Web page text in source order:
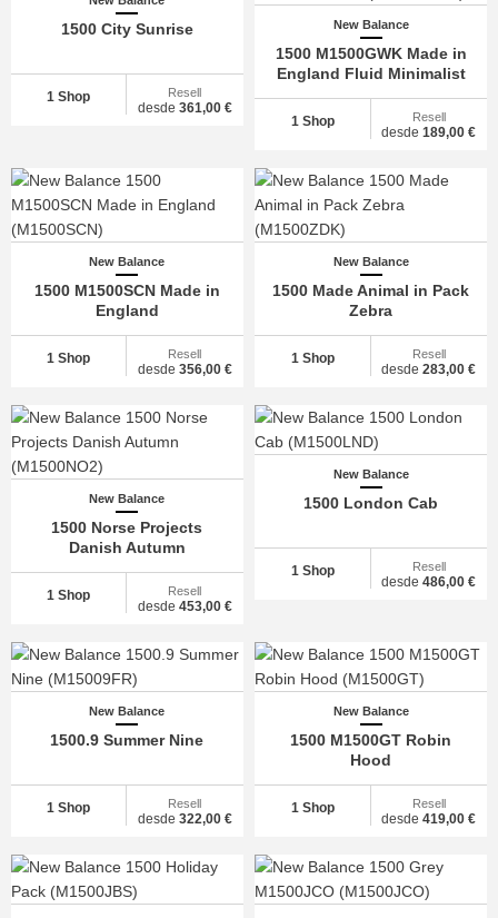
1500 City Sunrise
1 Shop
Resell
desde 361,00 €
New Balance
1500 M1500GWK Made in
England Fluid Minimalist
1 Shop
Resell
desde 189,00 €
New Balance
1500 M1500SCN Made in
England
1 Shop
Resell
desde 356,00 €
New Balance
1500 Made Animal in Pack
Zebra
1 Shop
Resell
desde 283,00 €
New Balance
1500 Norse Projects
Danish Autumn
1 Shop
Resell
desde 453,00 €
New Balance
1500 London Cab
1 Shop
Resell
desde 486,00 €
New Balance
1500.9 Summer Nine
1 Shop
Resell
desde 322,00 €
New Balance
1500 M1500GT Robin
Hood
1 Shop
Resell
desde 419,00 €